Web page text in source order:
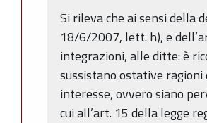
Si rileva che ai sensi della
18/6/2007, lett. h), e
integrazioni, alle ditte: è
sussistano ostative
interesse, ovvero siano
cui all’art. 15 della legge